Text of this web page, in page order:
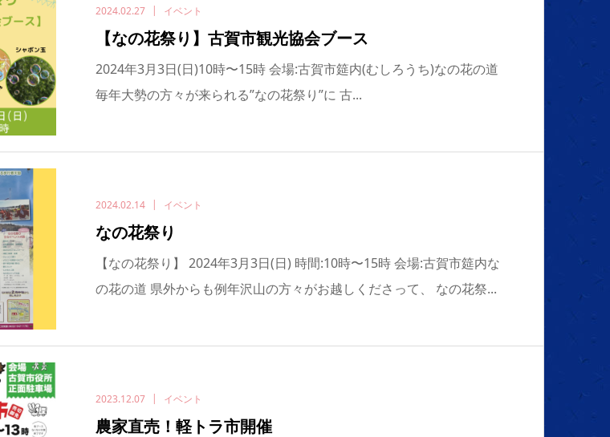
2024.02.27 イベント
【なの花祭り】古賀市観光協会ブース
2024年3月3日(日)10時〜15時 会場:古賀市筵内(むしろうち)なの花の道
毎年大勢の方々が来られる”なの花祭り”に 古...
2024.02.14 イベント
なの花祭り
【なの花祭り】 2024年3月3日(日) 時間:10時〜15時 会場:古賀市筵内な
の花の道 県外からも例年沢山の方々がお越しくださって、 なの花祭...
2023.12.07 イベント
農家直売！軽トラ市開催